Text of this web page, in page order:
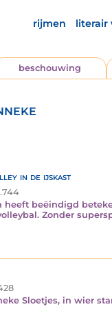
rijmen literair
beschouwing
in de ijskast
heeft beëindigd
Zonder
Sloetjes, in wier